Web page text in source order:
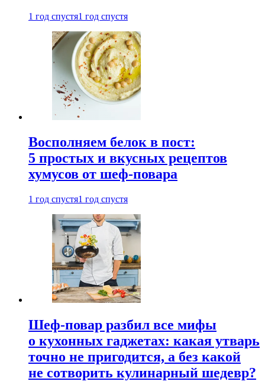
1 год спустя1 год спустя
Восполняем белок в пост:
5 простых и вкусных рецептов
хумусов от шеф-повара
1 год спустя1 год спустя
Шеф-повар разбил все мифы
о кухонных гаджетах: какая утварь
точно не пригодится, а без какой
не сотворить кулинарный шедевр?